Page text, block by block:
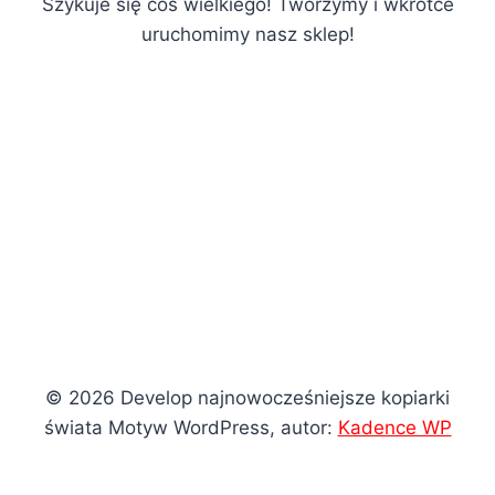
uruchomimy nasz sklep!
© 2026 Develop najnowocześniejsze kopiarki
świata Motyw WordPress, autor: Kadence WP